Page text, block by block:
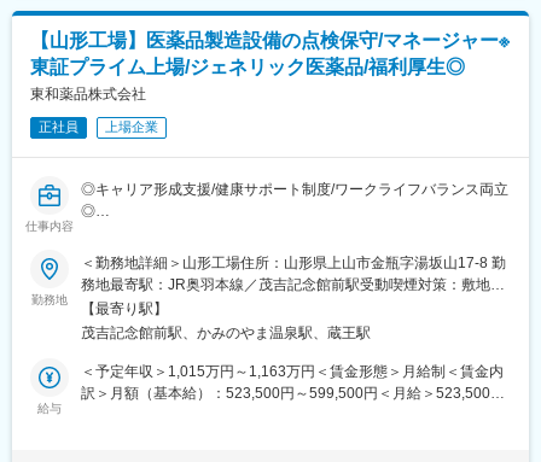
・課長のマネジメント補佐
＜使用する機器＞ 分光光度計、PHメーター、HPLC、GC等
就業場所の変更の範囲：会社の定める事業所
従事すべき業務の変更の範囲：会社の定める業務
■ジェネリック医薬品とは：
ジェネリック医薬品は、新薬の特許期間などが過ぎた後に他のメ
ーカーから同じ有効成分でつくられるお薬です。効き目、品質、
安全性が新薬と同等でありながら低価格で提供できます。今、日
が急務です。ジェネリック医薬品は国からも普及が求められてい
ます。皆さんの未来を守るためにも、とても重要な役割を担って
います。
▽ジェネリック医薬品事業
薬品のコア事業。ジェネリック医薬品の製造販売をおこなってい
【山形工場】医薬品製造設備の点検保守/マネージャー※
東証プライム上場/ジェネリック医薬品/福利厚生◎
東和薬品株式会社
正社員 上場企業
仕事内容
◎キャリア形成支援/健康サポート制度/ワークライフバランス両立
◎
■業務内容：
下記の部署内代表的業務を遂行する上でのマネジメント業務をし
ていただきます。
■業務詳細：
・医薬品の生産設備、ユーティリティー設備の維持管理
・新規設備の導入、設備移設及び改造
勤務地
＜勤務地詳細＞山形工場住所：山形県上山市金瓶字湯坂山17-8 勤
務地最寄駅：JR奥羽本線／茂吉記念館前駅受動喫煙対策：敷地内
全面禁煙変更の範囲：会社の定める事業所
【最寄り駅】
茂吉記念館前駅、かみのやま温泉駅、蔵王駅
給与
＜予定年収＞1,015万円～1,163万円＜賃金形態＞月給制＜賃金内
訳＞月額（基本給）：523,500円～599,500円＜月給＞523,500円